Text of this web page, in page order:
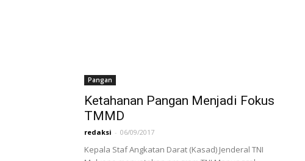
Pangan
Ketahanan Pangan Menjadi Fokus
TMMD
redaksi - 06/09/2017
Kepala Staf Angkatan Darat (Kasad) Jenderal TNI